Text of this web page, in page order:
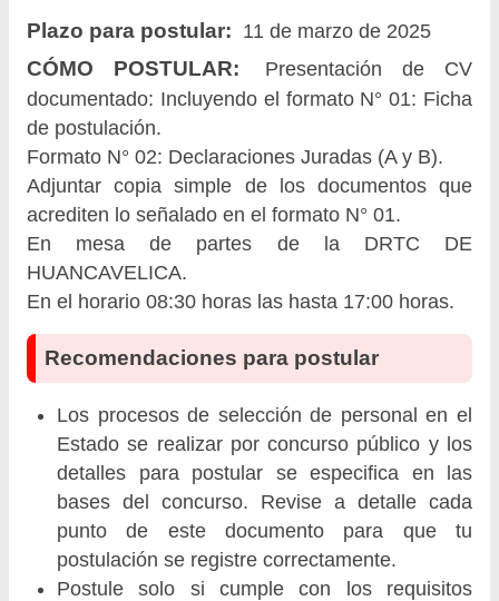
Plazo para postular: 11 de marzo de 2025
CÓMO POSTULAR:
Presentación de CV
documentado: Incluyendo el formato N° 01: Ficha
de postulación.
Formato N° 02: Declaraciones Juradas (A y B).
Adjuntar copia simple de los documentos que
acrediten lo señalado en el formato N° 01.
En mesa de partes de la DRTC DE
HUANCAVELICA.
En el horario 08:30 horas las hasta 17:00 horas.
Recomendaciones para postular
Los procesos de selección de personal en el
Estado se realizar por concurso público y los
detalles para postular se especifica en las
bases del concurso. Revise a detalle cada
punto de este documento para que tu
postulación se registre correctamente.
Postule solo si cumple con los requisitos